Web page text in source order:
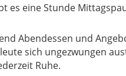
es eine Stunde
Abendessen und
zu nichts
Ruhe.